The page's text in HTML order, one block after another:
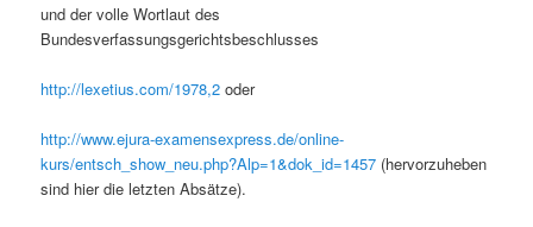
und der volle Wortlaut des
Bundesverfassungsgerichtsbeschlusses
http://lexetius.com/1978,2 oder
http://www.ejura-examensexpress.de/online-
kurs/entsch_show_neu.php?Alp=1&dok_id=1457 (hervorzuheben
sind hier die letzten Absätze).